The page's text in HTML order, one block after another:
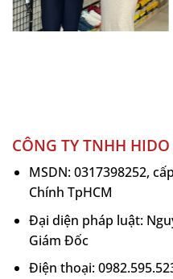
chủ yếu về màu sắc
Sweetspot rộng
Cảm giác đánh chắc
Độ ổn định cao
Khả năng tạo xoáy
CÔNG TY TNHH HIDO
MSDN: 0317398252,
Chính TpHCM
Đại diện pháp luật:
Giám Đốc
Điện thoại: